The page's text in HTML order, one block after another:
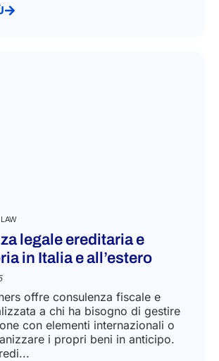
legale ereditaria e
in Italia e all’estero
offre consulenza fiscale e
a chi ha bisogno di gestire
con elementi internazionali o
i propri beni in anticipo.